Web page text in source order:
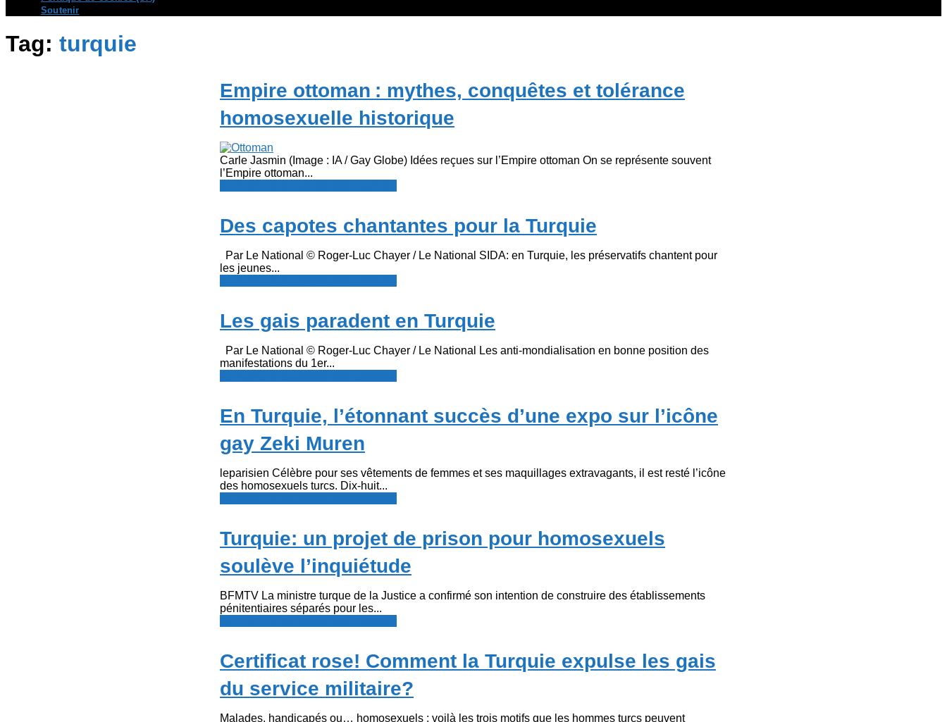
Soutenir
Tag: turquie
Empire ottoman : mythes, conquêtes et tolérance
homosexuelle historique
Carle Jasmin (Image : IA / Gay Globe) Idées reçues sur l’Empire ottoman On se représente souvent
l’Empire ottoman...
Des capotes chantantes pour la Turquie
Par Le National © Roger-Luc Chayer / Le National SIDA: en Turquie, les préservatifs chantent pour
les jeunes...
Les gais paradent en Turquie
Par Le National © Roger-Luc Chayer / Le National Les anti-mondialisation en bonne position des
manifestations du 1er...
En Turquie, l’étonnant succès d’une expo sur l’icône
gay Zeki Muren
leparisien Célèbre pour ses vêtements de femmes et ses maquillages extravagants, il est resté l’icône
des homosexuels turcs. Dix-huit...
Turquie: un projet de prison pour homosexuels
soulève l’inquiétude
BFMTV La ministre turque de la Justice a confirmé son intention de construire des établissements
pénitentiaires séparés pour les...
Certificat rose! Comment la Turquie expulse les gais
du service militaire?
Malades, handicapés ou… homosexuels : voilà les trois motifs que les hommes turcs peuvent